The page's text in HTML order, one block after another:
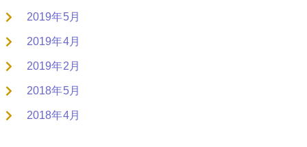
2019年5月
2019年4月
2019年2月
2018年5月
2018年4月